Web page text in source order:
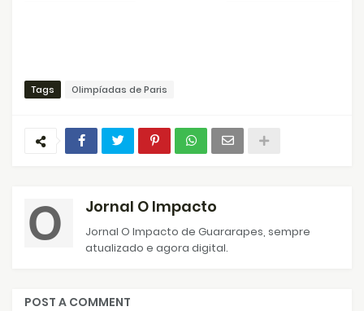
Tags Olimpíadas de Paris
Jornal O Impacto
Jornal O Impacto de Guararapes, sempre
atualizado e agora digital.
POST A COMMENT